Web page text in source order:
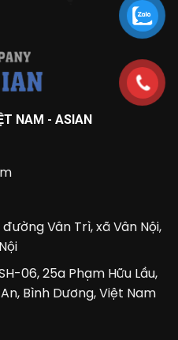
NAM - ASIAN
Vân Trì, xã Vân Nội,
06, 25a Phạm Hữu Lầu,
Bình Dương, Việt Nam